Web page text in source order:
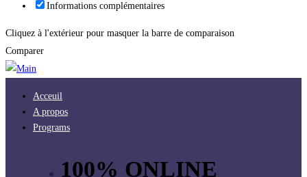
Informations complémentaires
Cliquez à l'extérieur pour masquer la barre de comparaison
Comparer
Acceuil
A propos
Programs
100% ONLINE